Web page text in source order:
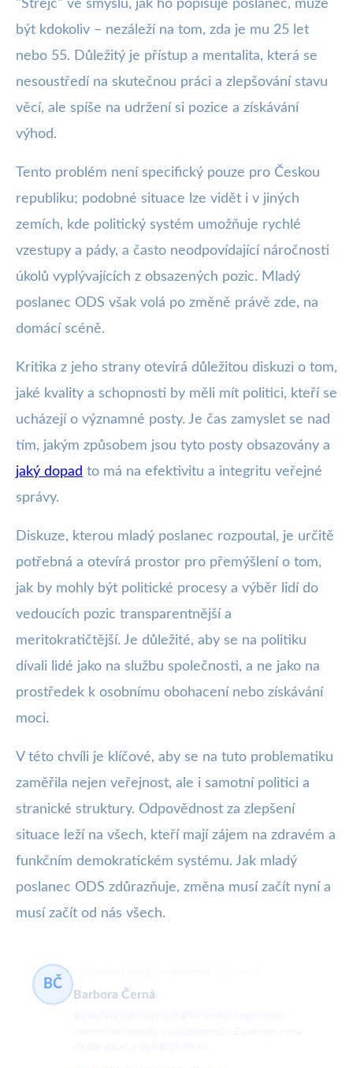
"Strejc" ve smyslu, jak ho popisuje poslanec, může
být kdokoliv – nezáleží na tom, zda je mu 25 let
nebo 55. Důležitý je přístup a mentalita, která se
nesoustředí na skutečnou práci a zlepšování stavu
věcí, ale spíše na udržení si pozice a získávání
výhod.
Tento problém není specifický pouze pro Českou
republiku; podobné situace lze vidět i v jiných
zemích, kde politický systém umožňuje rychlé
vzestupy a pády, a často neodpovídající náročnosti
úkolů vyplývajících z obsazených pozic. Mladý
poslanec ODS však volá po změně právě zde, na
domácí scéně.
Kritika z jeho strany otevírá důležitou diskuzi o tom,
jaké kvality a schopnosti by měli mít politici, kteří se
ucházejí o významné posty. Je čas zamyslet se nad
tím, jakým způsobem jsou tyto posty obsazovány a
jaký dopad to má na efektivitu a integritu veřejné
správy.
Diskuze, kterou mladý poslanec rozpoutal, je určitě
potřebná a otevírá prostor pro přemýšlení o tom,
jak by mohly být politické procesy a výběr lidí do
vedoucích pozic transparentnější a
meritokratičtější. Je důležité, aby se na politiku
dívali lidé jako na službu společnosti, a ne jako na
prostředek k osobnímu obohacení nebo získávání
moci.
V této chvíli je klíčové, aby se na tuto problematiku
zaměřila nejen veřejnost, ale i samotní politici a
stranické struktury. Odpovědnost za zlepšení
situace leží na všech, kteří mají zájem na zdravém a
funkčním demokratickém systému. Jak mladý
poslanec ODS zdůrazňuje, změna musí začít nyní a
musí začít od nás všech.
BČ
Barbora Černá